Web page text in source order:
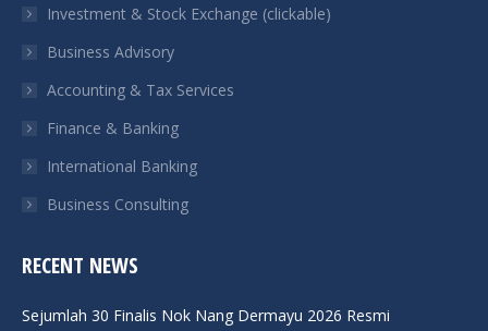
new
window
new
window
new
window
new
window
Investment & Stock Exchange (clickable)
Business Advisory
Accounting & Tax Services
Finance & Banking
International Banking
Business Consulting
RECENT NEWS
Sejumlah 30 Finalis Nok Nang Dermayu 2026 Resmi